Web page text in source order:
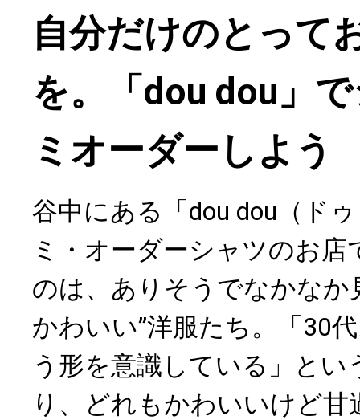
自分だけのとって
を。「dou dou」
ミオーダーしよう
谷中にある「dou dou（ド
ミ・オーダーシャツのお店
のは、ありそうでなかなか
かわいい”洋服たち。「30
う形を意識している」とい
り、どれもかわいいけど